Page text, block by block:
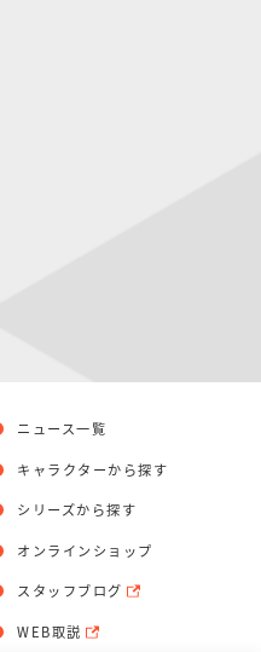
ニュース一覧
キャラクターから探す
シリーズから探す
オンラインショップ
スタッフブログ
WEB取説